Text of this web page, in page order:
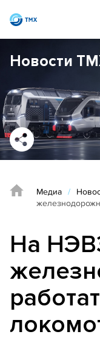
Новости
Медиа /
На